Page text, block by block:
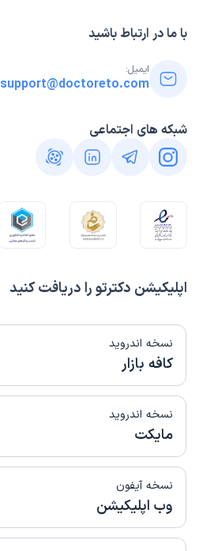
اپلیکیشن دکترتو را دریافت کنید
نسخه اندروید
کافه بازار
نسخه اندروید
مایکت
نسخه آیفون
وب اپلیکیشن
با ما در ارتباط باشید
ایمیل:
support@doctoreto.com
شبکه های اجتماعی